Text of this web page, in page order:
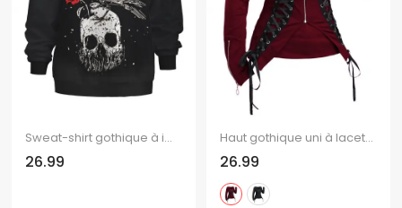
Sweat-shirt gothique à imprimé tête de mort, corbeau, rose, lettres, sangle à boucle, col incliné
26.99
Haut gothique uni à lacets et fermeture éclair, col carré
26.99